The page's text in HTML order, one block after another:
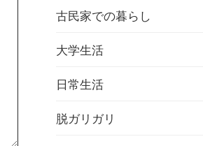
古民家での暮らし
大学生活
日常生活
脱ガリガリ